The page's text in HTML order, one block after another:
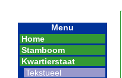
Menu
Home
Stamboom
Kwartierstaat
Tekstueel